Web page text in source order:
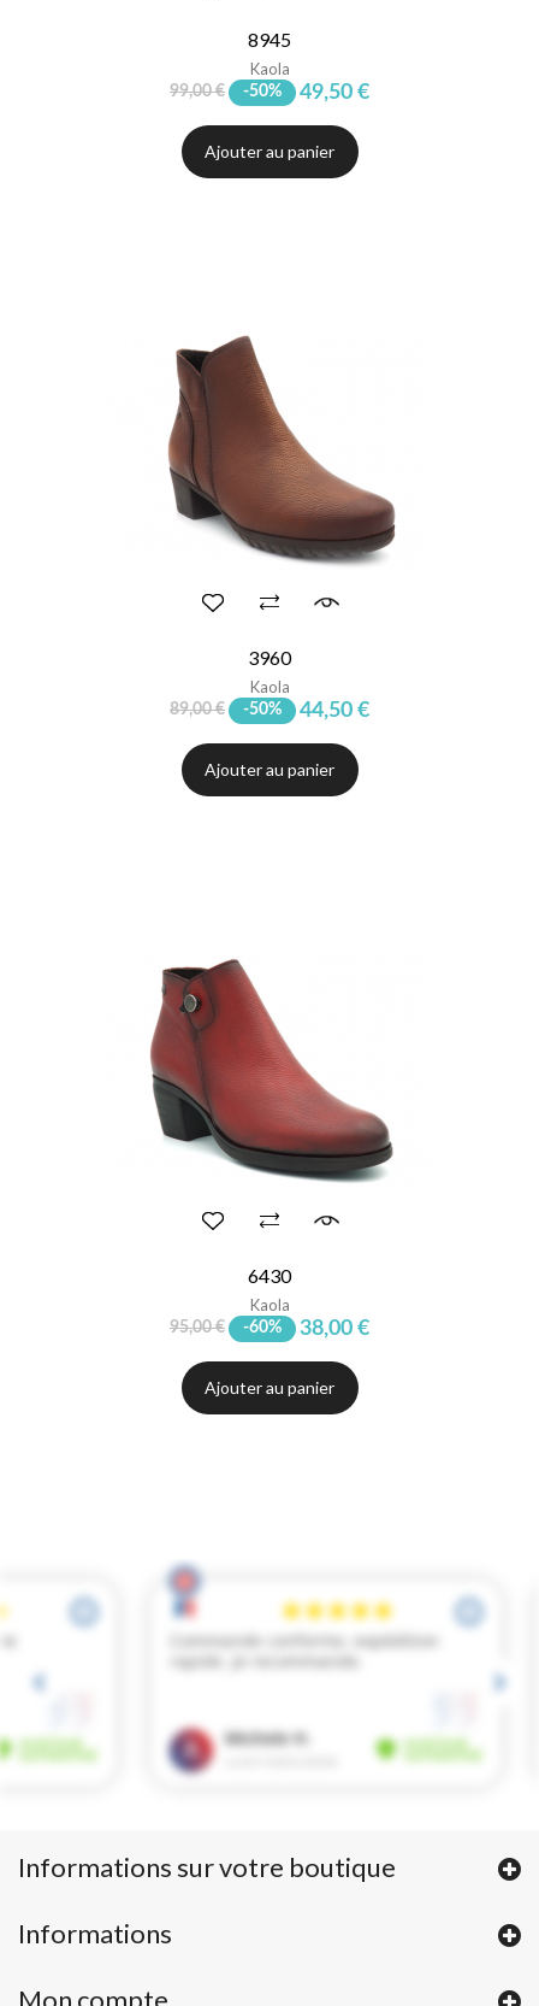
8945
Kaola
99,00 € -50% 49,50 €
Ajouter au panier
3960
Kaola
89,00 € -50% 44,50 €
Ajouter au panier
6430
Kaola
95,00 € -60% 38,00 €
Ajouter au panier
Informations sur votre boutique
Informations
Mon compte